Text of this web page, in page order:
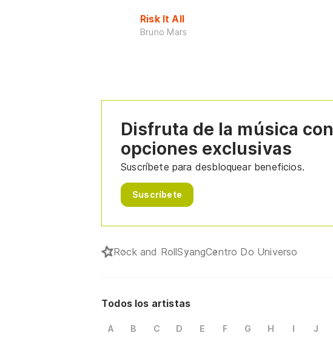
Risk It All
Bruno Mars
Disfruta de la música con
opciones exclusivas
Suscríbete para desbloquear beneficios.
Suscríbete
Rock and RollSyangCentro Do Universo
Todos los artistas
A B C D E F G H I J